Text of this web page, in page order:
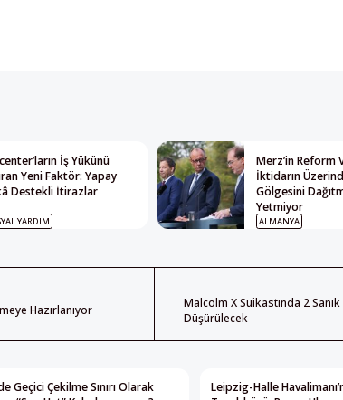
İş Yükünü
Yeni Faktör: Yapay
Destekli İtirazlar
YARDIM
Merz’in Reform
İktidarın
Gölgesini
Yetmiyor
ALMANYA
Hazırlanıyor
Malcolm X Suikastında 2
Düşürülecek
Geçici Çekilme Sınırı Olarak
Leipzig-Halle